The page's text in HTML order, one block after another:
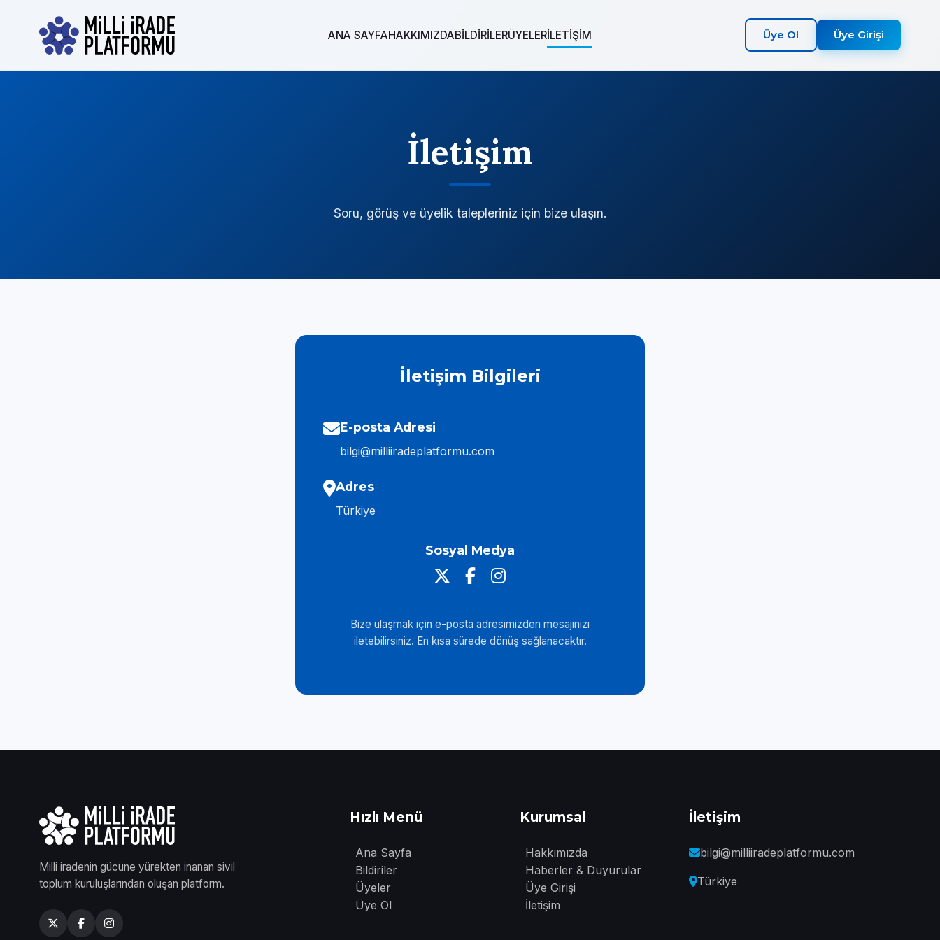
ANA SAYFAHAKKIMIZDABİLDİRİLERÜYELERİLETİŞİM Üye Ol Üye Girişi
İletişim
Soru, görüş ve üyelik talepleriniz için bize ulaşın.
İletişim Bilgileri
E-posta Adresi
bilgi@milliiradeplatformu.com
Adres
Türkiye
Sosyal Medya
Bize ulaşmak için e-posta adresimizden mesajınızı
iletebilirsiniz. En kısa sürede dönüş sağlanacaktır.
Milli iradenin gücüne yürekten inanan sivil
toplum kuruluşlarından oluşan platform.
Hızlı Menü
Ana Sayfa
Bildiriler
Üyeler
Üye Ol
Kurumsal
Hakkımızda
Haberler & Duyurular
Üye Girişi
İletişim
İletişim
bilgi@milliiradeplatformu.com
Türkiye